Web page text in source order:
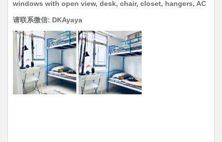
windows with open view, desk, chair, closet, hangers, AC
请联系微信: DKAyaya